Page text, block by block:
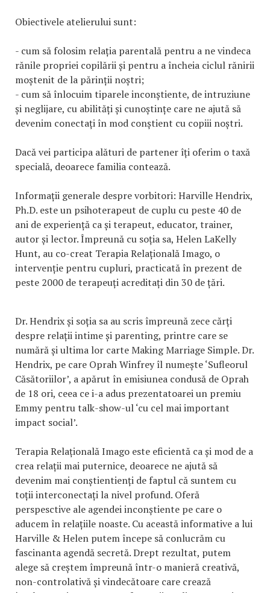
Obiectivele atelierului sunt:
- cum să folosim relația parentală pentru a ne vindeca
rănile propriei copilării și pentru a încheia ciclul rănirii
moștenit de la părinții noștri;
- cum să înlocuim tiparele inconștiente, de intruziune
și neglijare, cu abilități și cunoștințe care ne ajută să
devenim conectați în mod conștient cu copiii noștri.
Dacă vei participa alături de partener îți oferim o taxă
specială, deoarece familia contează.
Informații generale despre vorbitori: Harville Hendrix,
Ph.D. este un psihoterapeut de cuplu cu peste 40 de
ani de experiență ca și terapeut, educator, trainer,
autor și lector. Împreună cu soția sa, Helen LaKelly
Hunt, au co-creat Terapia Relațională Imago, o
intervenție pentru cupluri, practicată în prezent de
peste 2000 de terapeuți acreditați din 30 de țări.
Dr. Hendrix și soția sa au scris împreună zece cărți
despre relații intime și parenting, printre care se
numără și ultima lor carte Making Marriage Simple. Dr.
Hendrix, pe care Oprah Winfrey îl numește ‘Sufleorul
Căsătoriilor’, a apărut în emisiunea condusă de Oprah
de 18 ori, ceea ce i-a adus prezentatoarei un premiu
Emmy pentru talk-show-ul ‘cu cel mai important
impact social’.
Terapia Relațională Imago este eficientă ca și mod de a
crea relații mai puternice, deoarece ne ajută să
devenim mai conștientienți de faptul că suntem cu
toții interconectați la nivel profund. Oferă
perspesctive ale agendei inconștiente pe care o
aducem în relațiile noaste. Cu această informative a lui
Harville & Helen putem începe să conlucrăm cu
fascinanta agendă secretă. Drept rezultat, putem
alege să creștem împreună într-o manieră creativă,
non-controlativă și vindecătoare care crează